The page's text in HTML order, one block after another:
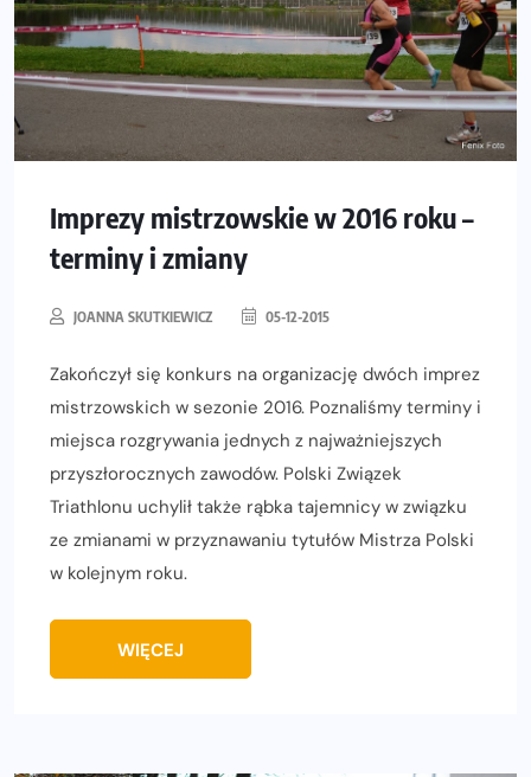
Imprezy mistrzowskie w 2016 roku –
terminy i zmiany
JOANNA SKUTKIEWICZ 05-12-2015
Zakończył się konkurs na organizację dwóch imprez
mistrzowskich w sezonie 2016. Poznaliśmy terminy i
miejsca rozgrywania jednych z najważniejszych
przyszłorocznych zawodów. Polski Związek
Triathlonu uchylił także rąbka tajemnicy w związku
ze zmianami w przyznawaniu tytułów Mistrza Polski
w kolejnym roku.
WIĘCEJ